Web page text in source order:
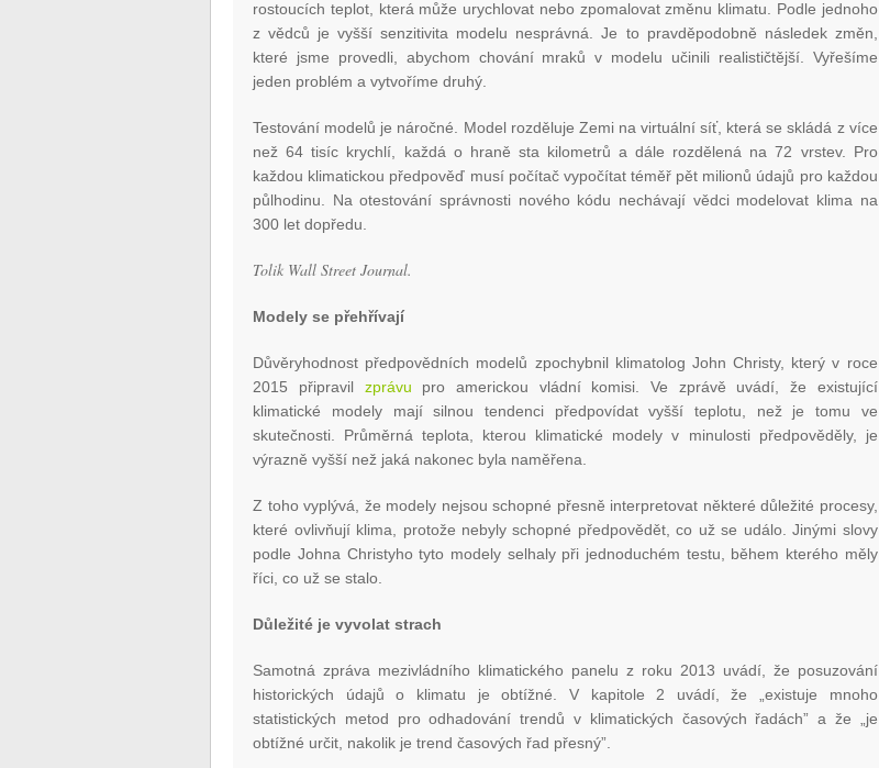
rostoucích teplot, která může urychlovat nebo zpomalovat změnu klimatu. Podle jednoho
z vědců je vyšší senzitivita modelu nesprávná. Je to pravděpodobně následek změn,
které jsme provedli, abychom chování mraků v modelu učinili realističtější. Vyřešíme
jeden problém a vytvoříme druhý.
Testování modelů je náročné. Model rozděluje Zemi na virtuální síť, která se skládá z více
než 64 tisíc krychlí, každá o hraně sta kilometrů a dále rozdělená na 72 vrstev. Pro
každou klimatickou předpověď musí počítač vypočítat téměř pět milionů údajů pro každou
půlhodinu. Na otestování správnosti nového kódu nechávají vědci modelovat klima na
300 let dopředu.
Tolik Wall Street Journal.
Modely se přehřívají
Důvěryhodnost předpovědních modelů zpochybnil klimatolog John Christy, který v roce
2015 připravil zprávu pro americkou vládní komisi. Ve zprávě uvádí, že existující
klimatické modely mají silnou tendenci předpovídat vyšší teplotu, než je tomu ve
skutečnosti. Průměrná teplota, kterou klimatické modely v minulosti předpověděly, je
výrazně vyšší než jaká nakonec byla naměřena.
Z toho vyplývá, že modely nejsou schopné přesně interpretovat některé důležité procesy,
které ovlivňují klima, protože nebyly schopné předpovědět, co už se událo. Jinými slovy
podle Johna Christyho tyto modely selhaly při jednoduchém testu, během kterého měly
říci, co už se stalo.
Důležité je vyvolat strach
Samotná zpráva mezivládního klimatického panelu z roku 2013 uvádí, že posuzování
historických údajů o klimatu je obtížné. V kapitole 2 uvádí, že „existuje mnoho
statistických metod pro odhadování trendů v klimatických časových řadách” a že „je
obtížné určit, nakolik je trend časových řad přesný”.